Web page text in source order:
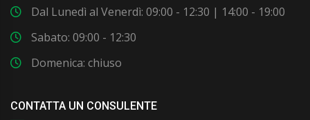
Dal Lunedì al Venerdì: 09:00 - 12:30 | 14:00 - 19:00
Sabato: 09:00 - 12:30
Domenica: chiuso
CONTATTA UN CONSULENTE